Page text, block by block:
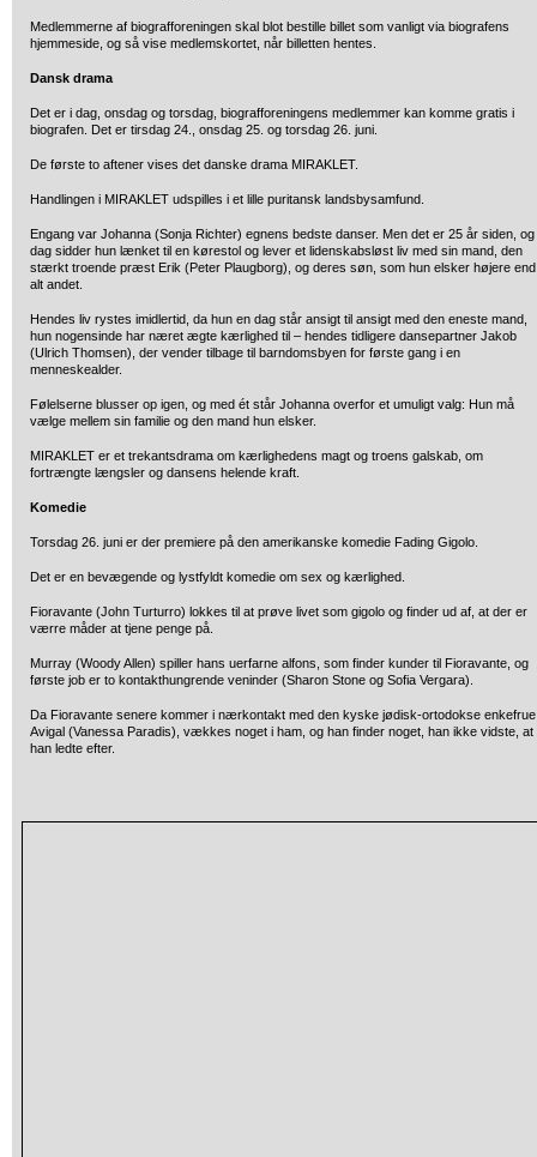
Medlemmerne af biografforeningen skal blot bestille billet som vanligt via biografens
hjemmeside, og så vise medlemskortet, når billetten hentes.
Dansk drama
Det er i dag, onsdag og torsdag, biografforeningens medlemmer kan komme gratis i
biografen. Det er tirsdag 24., onsdag 25. og torsdag 26. juni.
De første to aftener vises det danske drama MIRAKLET.
Handlingen i MIRAKLET udspilles i et lille puritansk landsbysamfund.
Engang var Johanna (Sonja Richter) egnens bedste danser. Men det er 25 år siden, og
dag sidder hun lænket til en kørestol og lever et lidenskabsløst liv med sin mand, den
stærkt troende præst Erik (Peter Plaugborg), og deres søn, som hun elsker højere end
alt andet.
Hendes liv rystes imidlertid, da hun en dag står ansigt til ansigt med den eneste mand,
hun nogensinde har næret ægte kærlighed til – hendes tidligere dansepartner Jakob
(Ulrich Thomsen), der vender tilbage til barndomsbyen for første gang i en
menneskealder.
Følelserne blusser op igen, og med ét står Johanna overfor et umuligt valg: Hun må
vælge mellem sin familie og den mand hun elsker.
MIRAKLET er et trekantsdrama om kærlighedens magt og troens galskab, om
fortrængte længsler og dansens helende kraft.
Komedie
Torsdag 26. juni er der premiere på den amerikanske komedie Fading Gigolo.
Det er en bevægende og lystfyldt komedie om sex og kærlighed.
Fioravante (John Turturro) lokkes til at prøve livet som gigolo og finder ud af, at der er
værre måder at tjene penge på.
Murray (Woody Allen) spiller hans uerfarne alfons, som finder kunder til Fioravante, og
første job er to kontakthungrende veninder (Sharon Stone og Sofia Vergara).
Da Fioravante senere kommer i nærkontakt med den kyske jødisk-ortodokse enkefrue
Avigal (Vanessa Paradis), vækkes noget i ham, og han finder noget, han ikke vidste, at
han ledte efter.